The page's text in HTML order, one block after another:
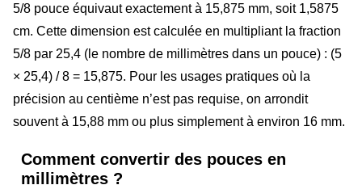
5/8 pouce équivaut exactement à 15,875 mm, soit 1,5875
cm. Cette dimension est calculée en multipliant la fraction
5/8 par 25,4 (le nombre de millimètres dans un pouce) : (5
× 25,4) / 8 = 15,875. Pour les usages pratiques où la
précision au centième n’est pas requise, on arrondit
souvent à 15,88 mm ou plus simplement à environ 16 mm.
Comment convertir des pouces en
millimètres ?